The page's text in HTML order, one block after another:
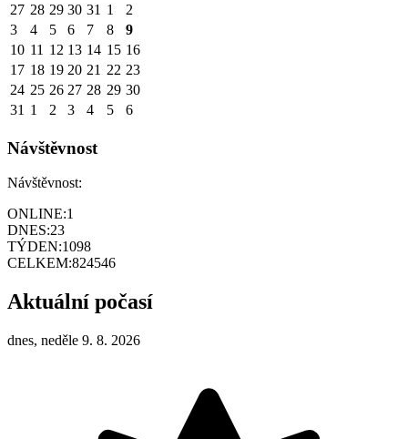
27 28 29 30 31 1
2
3
4 5 6 7 8
9
10 11 12 13 14 15 16
17 18 19 20 21 22 23
24 25 26 27 28 29 30
31 1 2 3 4 5 6
Návštěvnost
Návštěvnost:
ONLINE:1
DNES:23
TÝDEN:1098
CELKEM:824546
Aktuální počasí
dnes, neděle 9. 8. 2026